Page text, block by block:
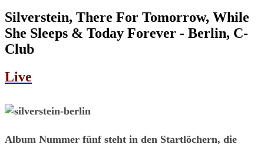
Silverstein, There For Tomorrow, While
She Sleeps & Today Forever - Berlin, C-
Club
Live
Album Nummer fünf steht in den Startlöchern, die